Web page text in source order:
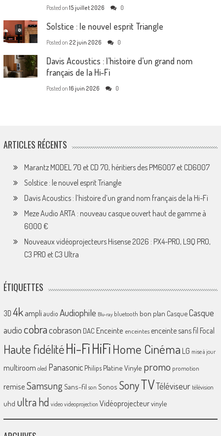
Posted on 15 juillet 2026 0
Solstice : le nouvel esprit Triangle
Posted on 22 juin 2026 0
Davis Acoustics : l’histoire d’un grand nom
français de la Hi-Fi
Posted on 16 juin 2026 0
ARTICLES RÉCENTS
Marantz MODEL 70 et CD 70, héritiers des PM6007 et CD6007
Solstice : le nouvel esprit Triangle
Davis Acoustics : l’histoire d’un grand nom français de la Hi-Fi
Meze Audio ARTA : nouveau casque ouvert haut de gamme à
6000 €
Nouveaux vidéoprojecteurs Hisense 2026 : PX4-PRO, L9Q PRO,
C3 PRO et C3 Ultra
ÉTIQUETTES
3D 4k ampliaudio Audiophile Blu-ray bluetooth bon plan CasqueCasque
audio cobracobrason DAC Enceinte enceintes enceinte sans fil Focal
Haute fidélitéHi-FiHiFiHome Cinéma LG mise à jour
multiroom oled Panasonic Philips Platine Vinyle promo promotion
remiseSamsungSans-fil son Sonos SonyTVTéléviseur télévision
uhd ultra hd video videoprojection Vidéoprojecteurvinyle